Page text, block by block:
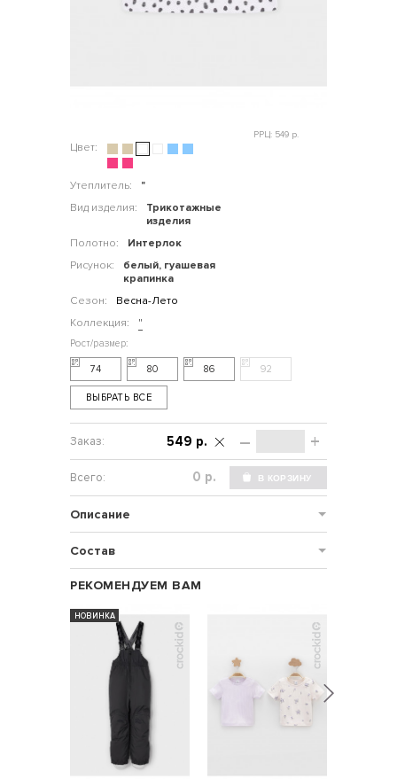
Цвет:
Утеплитель:
"
Вид изделия:
Трикотажные
изделия
Полотно:
Интерлок
Рисунок:
белый, гуашевая
крапинка
Сезон:
Весна-Лето
Коллекция:
"
РРЦ: 549 р.
74 80 86 92
ВЫБРАТЬ ВСЕ
– +
549 р.
р.
Описание
Состав
РЕКОМЕНДУЕМ ВАМ
НОВИНКА